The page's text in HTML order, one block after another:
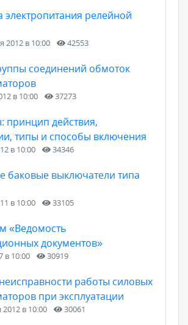
электропитания релейной
2012 в 10:00 42553
соединений обмоток
в 10:00 37273
принцип действия,
типы и способы включения
в 10:00 34346
баковые выключатели типа
в 10:00 33105
«Ведомость
документов»
в 10:00 30919
работы силовых
при эксплуатации
в 10:00 30061